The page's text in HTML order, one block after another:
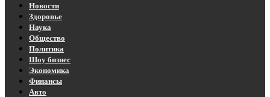
Новости
Здоровье
Наука
Общество
Политика
Шоу бизнес
Экономика
Финансы
Авто